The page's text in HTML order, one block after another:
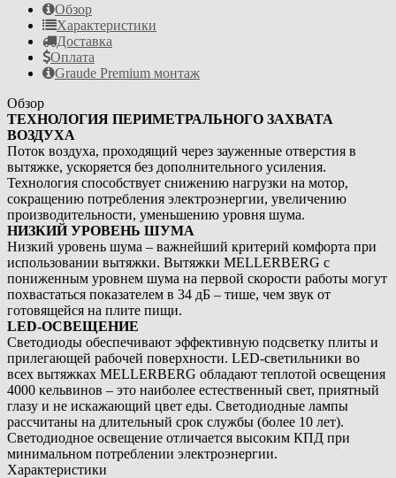
Обзор
Характеристики
Доставка
Оплата
Graude Premium монтаж
Обзор
ТЕХНОЛОГИЯ ПЕРИМЕТРАЛЬНОГО ЗАХВАТА
ВОЗДУХА
Поток воздуха, проходящий через зауженные отверстия в
вытяжке, ускоряется без дополнительного усиления.
Технология способствует снижению нагрузки на мотор,
сокращению потребления электроэнергии, увеличению
производительности, уменьшению уровня шума.
НИЗКИЙ УРОВЕНЬ ШУМА
Низкий уровень шума – важнейший критерий комфорта при
использовании вытяжки. Вытяжки MELLERBERG с
пониженным уровнем шума на первой скорости работы могут
похвастаться показателем в 34 дБ – тише, чем звук от
готовящейся на плите пищи.
LED-ОСВЕЩЕНИЕ
Светодиоды обеспечивают эффективную подсветку плиты и
прилегающей рабочей поверхности. LED-светильники во
всех вытяжках MELLERBERG обладают теплотой освещения
4000 кельвинов – это наиболее естественный свет, приятный
глазу и не искажающий цвет еды. Светодиодные лампы
рассчитаны на длительный срок службы (более 10 лет).
Светодиодное освещение отличается высоким КПД при
минимальном потреблении электроэнергии.
Характеристики